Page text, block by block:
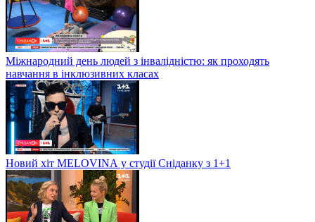
Міжнародний день людей з інвалідністю: як проходять
навчання в інклюзивних класах
Новий хіт MELOVINА у студії Сніданку з 1+1